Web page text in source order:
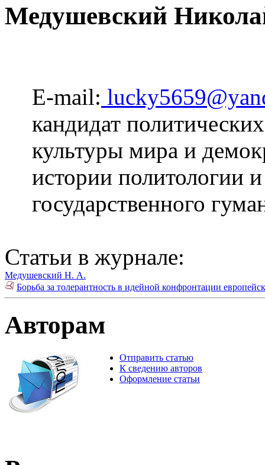
Медушевский
E-mail:
кандидат
культуры мира и
истории политологии
государственного
Статьи в журнале:
Медушевский Н. А.
Борьба за толерантность в идейной конфронтации
Авторам
Отправить статью
К сведению авторов
Оформление статьи